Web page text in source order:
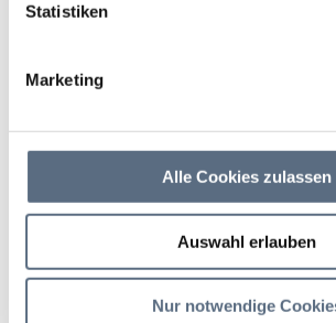
Statistiken
Marketing
Alle Cookies zulassen
Auswahl erlauben
Nur notwendige
Schloss- und
Dauer Strecke
13.4 km
Abstieg
96 hm